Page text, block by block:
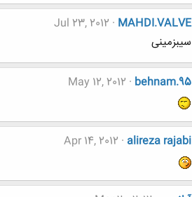
MAHDI.VALVE
Jul 23, 2012
سیبزمینی
behnam.95
May 12, 2012
alireza rajabi
Apr 14, 2012